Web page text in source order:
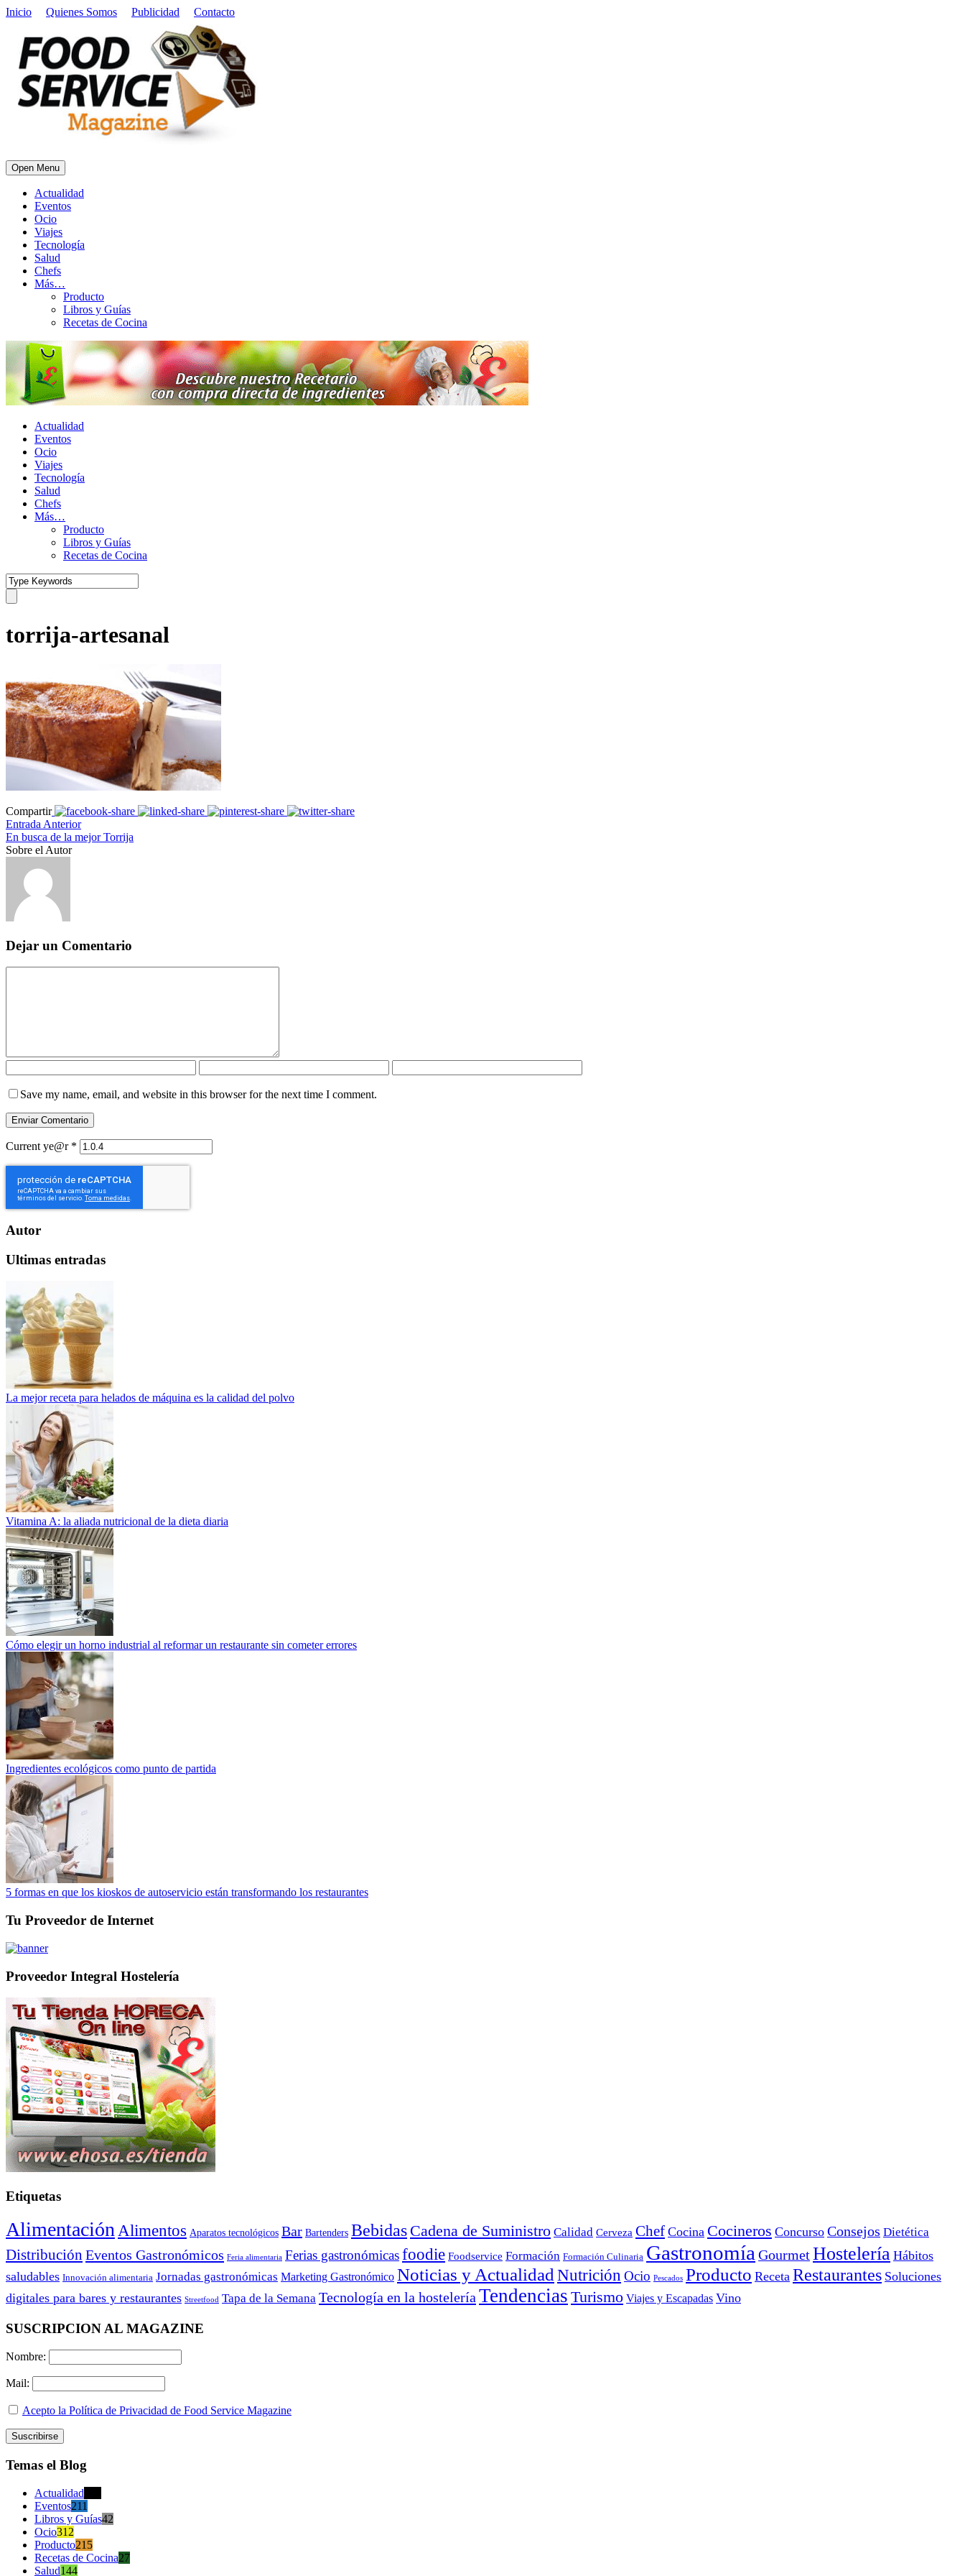
Inicio Quienes Somos Publicidad Contacto
Open Menu
Actualidad
Eventos
Ocio
Viajes
Tecnología
Salud
Chefs
Más…
Producto
Libros y Guías
Recetas de Cocina
Actualidad
Eventos
Ocio
Viajes
Tecnología
Salud
Chefs
Más…
Producto
Libros y Guías
Recetas de Cocina
torrija-artesanal
Compartir
Entrada Anterior
En busca de la mejor Torrija
Sobre el Autor
Dejar un Comentario
Save my name, email, and website in this browser for the next time I comment.
Current ye@r *
Autor
Ultimas entradas
La mejor receta para helados de máquina es la calidad del polvo
Vitamina A: la aliada nutricional de la dieta diaria
Cómo elegir un horno industrial al reformar un restaurante sin cometer errores
Ingredientes ecológicos como punto de partida
5 formas en que los kioskos de autoservicio están transformando los restaurantes
Tu Proveedor de Internet
Proveedor Integral Hostelería
Etiquetas
Alimentación Alimentos Aparatos tecnológicos Bar Bartenders Bebidas Cadena de Suministro Calidad Cerveza Chef Cocina Cocineros Concurso Consejos Dietética
Distribución Eventos Gastronómicos Feria alimentaria Ferias gastronómicasfoodie Foodservice Formación Formación Culinaria Gastronomía GourmetHostelería Hábitos
saludables Innovación alimentaria Jornadas gastronómicas Marketing Gastronómico Noticias y Actualidad Nutrición Ocio Pescados Producto Receta Restaurantes Soluciones
digitales para bares y restaurantes Streetfood Tapa de la Semana Tecnología en la hostelería Tendencias Turismo Viajes y Escapadas Vino
SUSCRIPCION AL MAGAZINE
Nombre:
Mail:
Acepto la Política de Privacidad de Food Service Magazine
Temas el Blog
Actualidad
Eventos211
Libros y Guías42
Ocio312
Producto215
Recetas de Cocina27
Salud144